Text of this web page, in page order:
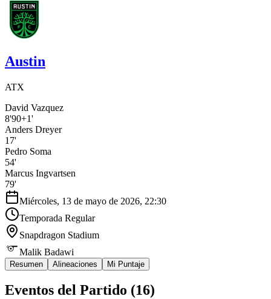
Austin
ATX
David Vazquez
8'90+1'
Anders Dreyer
17'
Pedro Soma
54'
Marcus Ingvartsen
79'
Miércoles, 13 de mayo de 2026, 22:30
Temporada Regular
Snapdragon Stadium
Malik Badawi
Resumen Alineaciones Mi Puntaje
Eventos del Partido (16)